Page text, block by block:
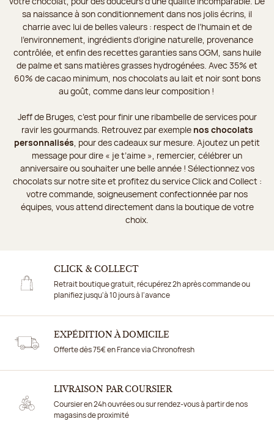
sa naissance à son conditionnement dans nos jolis écrins, il
charrie avec lui de belles valeurs : respect de l’humain et de
l’environnement, ingrédients d’origine naturelle, provenance
contrôlée, et enfin des recettes garanties sans OGM, sans huile
de palme et sans matières grasses hydrogénées. Avec 35% et
60% de cacao minimum, nos chocolats au lait et noir sont bons
au goût, comme dans leur composition !
Jeff de Bruges, c’est pour finir une ribambelle de services pour
ravir les gourmands. Retrouvez par exemple nos chocolats
personnalisés , pour des cadeaux sur mesure. Ajoutez un petit
message pour dire « je t’aime », remercier, célébrer un
anniversaire ou souhaiter une belle année ! Sélectionnez vos
chocolats sur notre site et profitez du service Click and Collect :
votre commande, soigneusement confectionnée par nos
équipes, vous attend directement dans la boutique de votre
choix.
CLICK & COLLECT
Retrait boutique gratuit, récupérez 2h après commande ou
planifiez jusqu'à 10 jours à l'avance
EXPÉDITION À DOMICILE
Offerte dès 75€ en France via Chronofresh
LIVRAISON PAR COURSIER
Coursier en 24h ouvrées ou sur rendez-vous à partir de nos
magasins de proximité